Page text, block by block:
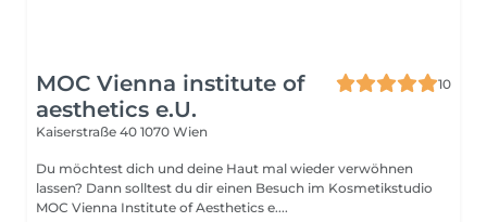
MOC Vienna institute of
aesthetics e.U.
10
Kaiserstraße 40 1070 Wien
Du möchtest dich und deine Haut mal wieder verwöhnen
lassen? Dann solltest du dir einen Besuch im Kosmetikstudio
MOC Vienna Institute of Aesthetics e....